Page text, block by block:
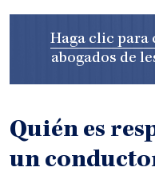
Haga clic para
abogados de
Quién es
un